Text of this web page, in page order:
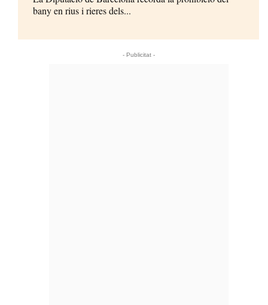
bany en rius i rieres dels...
- Publicitat -